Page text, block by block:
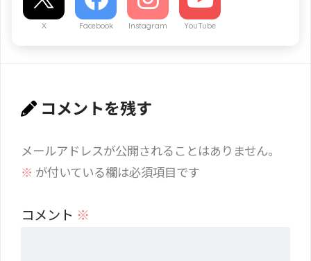
X Facebook Instagram YouTube
コメントを残す
メールアドレスが公開されることはありません。
※ が付いている欄は必須項目です
コメント ※